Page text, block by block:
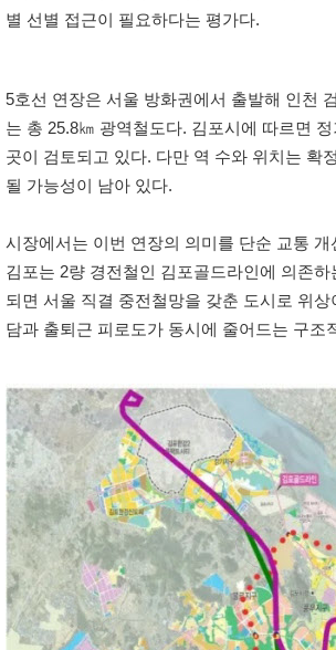
별 선별 접근이 필요하다는 평가다.
5호선 연장은 서울 방화권에서 출발해 인천
는 총 25.8㎞ 광역철도다. 김포시에 따르면
곳이 검토되고 있다. 다만 역 수와 위치는 확
될 가능성이 남아 있다.
시장에서는 이번 연장의 의미를 단순 교통 개
김포는 2량 경전철인 김포골드라인에 의존
되면 서울 직결 중전철망을 갖춘 도시로 위
담과 출퇴근 피로도가 동시에 줄어드는 구조